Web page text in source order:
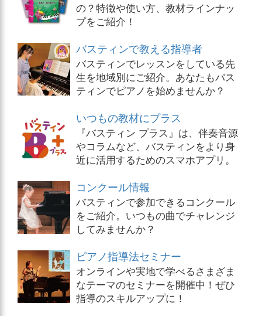
の？特徴や使い方、教材ラインナッ
プをご紹介！
バスティンで教える指導者
バスティンでレッスンをしている先
生を地域別にご紹介。あなたもバス
ティンでピアノを始めませんか？
いつもの教材にプラス
『バスティン プラス』は、伴奏音源
やコラムなど、バスティンをより身
近に活用するためのスマホアプリ。
コンクール情報
バスティンで参加できるコンクール
をご紹介。いつもの曲でチャレンジ
してみませんか？
ピアノ指導法セミナー
オンラインや実地で学べるさまざま
なテーマのセミナーを開催中！ぜひ
指導のスキルアップに！